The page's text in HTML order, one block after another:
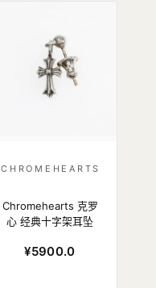
CHROMEHEARTS
Chromehearts 克罗
心 经典十字架耳坠
¥5900.0